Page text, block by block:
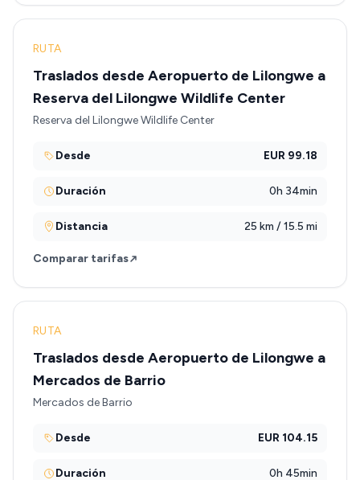
RUTA
Traslados desde Aeropuerto de Lilongwe a
Reserva del Lilongwe Wildlife Center
Reserva del Lilongwe Wildlife Center
Desde EUR 99.18
Duración 0h 34min
Distancia 25 km / 15.5 mi
Comparar tarifas
RUTA
Traslados desde Aeropuerto de Lilongwe a
Mercados de Barrio
Mercados de Barrio
Desde EUR 104.15
Duración 0h 45min